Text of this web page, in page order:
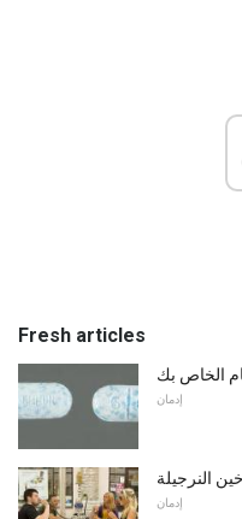
Fresh articles
الخاص بك
إدمان
النرجيلة
إدمان